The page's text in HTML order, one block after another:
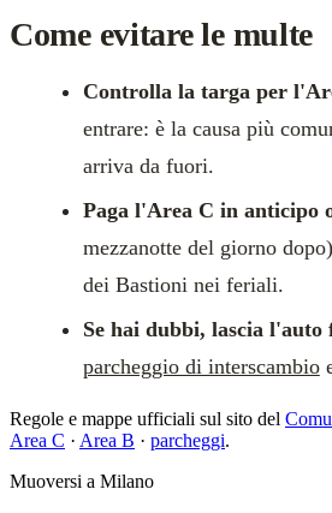
Come evitare le multe
Controlla la targa per
entrare: è la causa più
arriva da fuori.
Paga l'Area C in anticipo
mezzanotte del giorno
dei Bastioni nei feriali.
Se hai dubbi, lascia l'auto
parcheggio di interscambio
Regole e mappe ufficiali sul sito del
Area C · Area B · parcheggi.
Muoversi a Milano